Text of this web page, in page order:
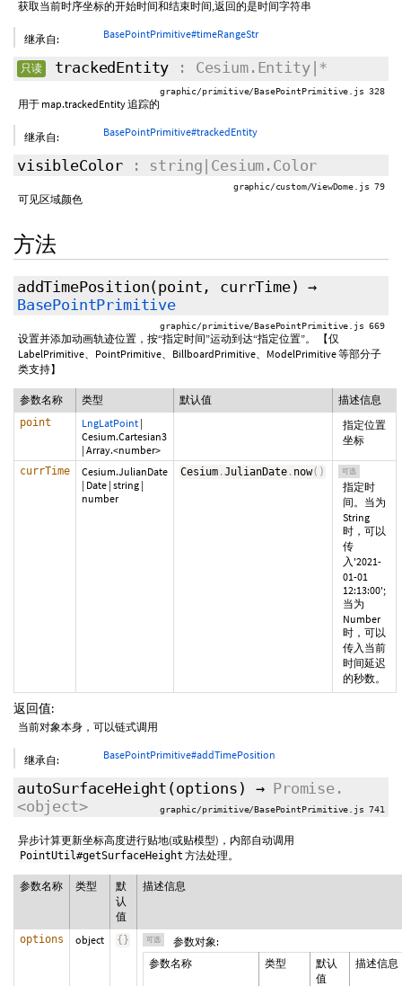
获取当前时序坐标的开始时间和结束时间,返回的是时间字符串
继承自: BasePointPrimitive#timeRangeStr
只读 trackedEntity : Cesium.Entity|*
graphic/primitive/BasePointPrimitive.js 328
用于 map.trackedEntity 追踪的
继承自: BasePointPrimitive#trackedEntity
visibleColor: string|Cesium.Color
graphic/custom/ViewDome.js 79
可见区域颜色
方法
addTimePosition(point, currTime) →
BasePointPrimitive
graphic/primitive/BasePointPrimitive.js 669
设置并添加动画轨迹位置，按“指定时间”运动到达“指定位置”。 【仅
LabelPrimitive、PointPrimitive、BillboardPrimitive、ModelPrimitive 等部分子
类支持】
参数名称 类型 默认值 描述信息
point LngLatPoint |
Cesium.Cartesian3
| Array.<number>
指定位置
坐标
currTime
Cesium.JulianDate
| Date | string |
number
Cesium .JulianDate . now( ) 可选
指定时
间。当为
String
时，可以
传
入'2021-
01-01
12:13:00';
当为
Number
时，可以
传入当前
时间延迟
的秒数。
返回值:
当前对象本身，可以链式调用
继承自: BasePointPrimitive#addTimePosition
autoSurfaceHeight (options ) → Promise.
<object>
graphic/primitive/BasePointPrimitive.js 741
异步计算更新坐标高度进行贴地(或贴模型)，内部自动调用
PointUtil#getSurfaceHeight 方法处理。
参数名称 类型
默
认
值
描述信息
options object { } 可选
参数对象:
参数名称
类型
默认
值
描述信息